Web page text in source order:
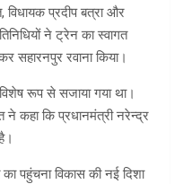
विधायक प्रदीप बत्रा और
ने ट्रेन का स्वागत
सहारनपुर रवाना किया।
रूप से सजाया गया था।
ने कहा कि प्रधानमंत्री नरेन्द्र
पहुंचना विकास की नई दिशा